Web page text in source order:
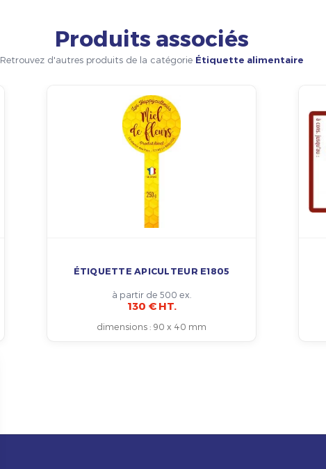
Produits associés
Retrouvez d'autres produits de la catégorie Étiquette alimentaire
ÉTIQUETTE APICULTEUR E1805
à partir de 500 ex.
130 € HT.
dimensions : 90 x 40 mm